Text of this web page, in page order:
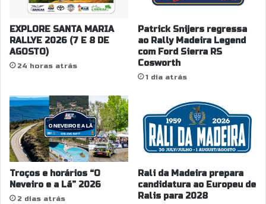
EXPLORE SANTA MARIA
RALLYE 2026 (7 E 8 DE
AGOSTO)
24 horas atrás
Patrick Snijers regressa
ao Rally Madeira Legend
com Ford Sierra RS
Cosworth
1 dia atrás
Troços e horários “O
Neveiro e a Lã” 2026
2 dias atrás
Rali da Madeira prepara
candidatura ao Europeu de
Ralis para 2028